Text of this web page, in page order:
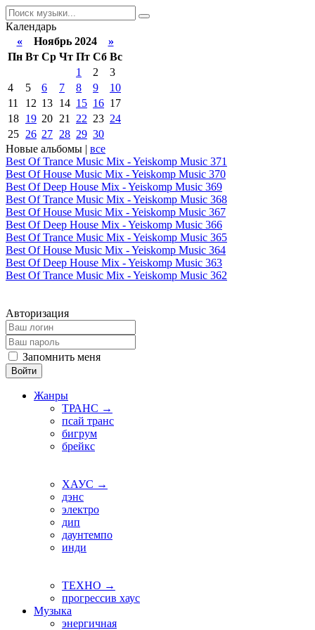
Календарь
«Ноябрь 2024 »
Пн Вт Ср Чт Пт Сб Вс
1
2
3
4
5 6 7 8 9
10
11
12 13 14 15 16 17
18 19 20 21 22 23 24
25 26 27 28 29 30
Новые альбомы | все
Best Of Trance Music Mix - Yeiskomp Music 371
Best Of House Music Mix - Yeiskomp Music 370
Best Of Deep House Mix - Yeiskomp Music 369
Best Of Trance Music Mix - Yeiskomp Music 368
Best Of House Music Mix - Yeiskomp Music 367
Best Of Deep House Mix - Yeiskomp Music 366
Best Of Trance Music Mix - Yeiskomp Music 365
Best Of House Music Mix - Yeiskomp Music 364
Best Of Deep House Mix - Yeiskomp Music 363
Best Of Trance Music Mix - Yeiskomp Music 362
Авторизация
Запомнить меня
Войти
Жанры
ТРАНС →
псай транс
бигрум
брейкс
ХАУС →
дэнс
электро
дип
даунтемпо
инди
ТЕХНО →
прогрессив хаус
Музыка
энергичная